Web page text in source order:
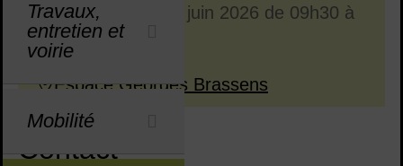
Travaux,
entretien et
voirie
Mobilité
Dates :
Ledimanche 14 juin 2026 de 09h30 à
12h30
Espace Georges Brassens
Contact